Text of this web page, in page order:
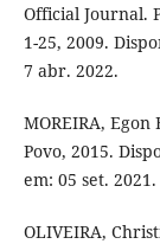
Official Journal.
1-25, 2009.
7 abr. 2022.
MOREIRA,
Povo, 2015.
em: 05 set. 2021.
OLIVEIRA,